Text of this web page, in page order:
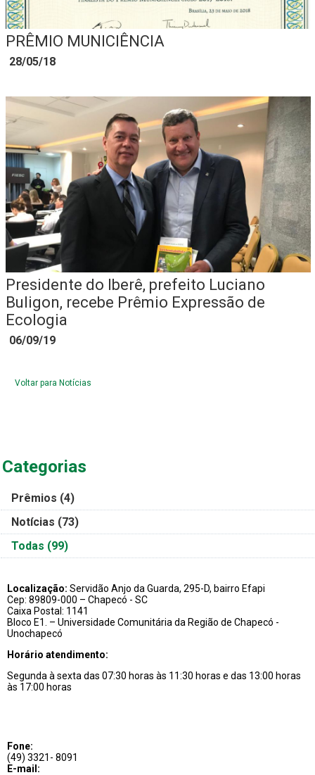
PRÊMIO MUNICIÊNCIA
28/05/18
Presidente do Iberê, prefeito Luciano
Buligon, recebe Prêmio Expressão de
Ecologia
06/09/19
Voltar para Notícias
Categorias
Prêmios (4)
Notícias (73)
Todas (99)
Localização: Servidão Anjo da Guarda, 295-D, bairro Efapi
Cep: 89809-000 – Chapecó - SC
Caixa Postal: 1141
Bloco E1. – Universidade Comunitária da Região de Chapecó -
Unochapecó
Horário atendimento:
Segunda à sexta das 07:30 horas às 11:30 horas e das 13:00 horas
às 17:00 horas
Fone:
(49) 3321- 8091
E-mail: